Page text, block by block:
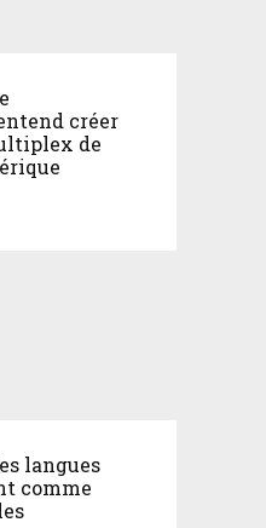
créer
de
langues
comme